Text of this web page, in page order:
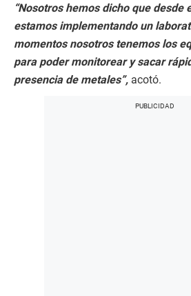
“Nosotros hemos dicho que desde
estamos implementando un
momentos nosotros tenemos los
para poder monitorear y sacar
presencia de metales”, acotó.